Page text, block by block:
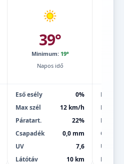
39°
Minimum: 19°
Napos idő
Eső esély
0%
Max szél
12 km/h
Páratart.
22%
Csapadék
0,0 mm
UV
7,6
Látótáv
10 km
Eső
Max
UV
Látótáv